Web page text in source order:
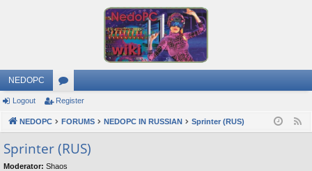
NEDOPC
or
u
m
s
Logout Register
NEDOPC FORUMS NEDOPC IN RUSSIAN Sprinter (RUS)
Sprinter (RUS)
Moderator: Shaos